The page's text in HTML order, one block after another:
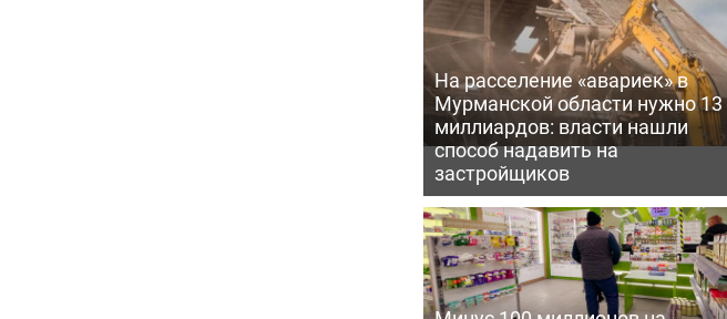
На расселение «авариек» в
Мурманской области нужно 13
миллиардов: власти нашли
способ надавить на
застройщиков